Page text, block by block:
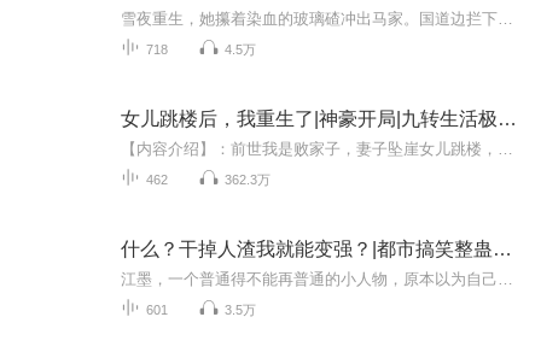
718 4.5万
女儿跳楼后，我重生了|神豪开局|九转生活极限人渣
462 362.3万
什么？干掉人渣我就能变强？|都市搞笑整蛊爽文
601 3.5万